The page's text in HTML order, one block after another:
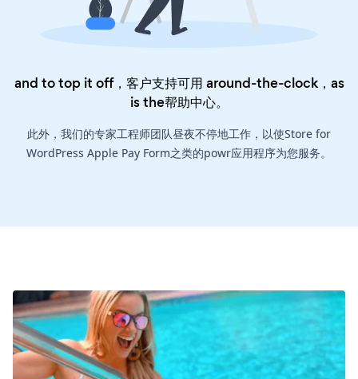
and to top it off，客户支持可用 around-the-clock，as
is the帮助中心。
此外，我们的专家工程师团队昼夜不停地工作，以使Store for
WordPress Apple Pay Form之类的powr应用程序为您服务。